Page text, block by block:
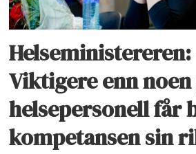
Helseministereren:
Viktigere enn
helsepersonell får
kompetansen sin